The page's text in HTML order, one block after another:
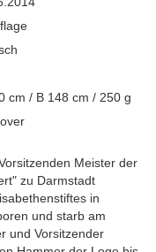
cm / B 148 cm / 250 g
Meister der
zu Darmstadt
in
und starb am
und Vorsitzender